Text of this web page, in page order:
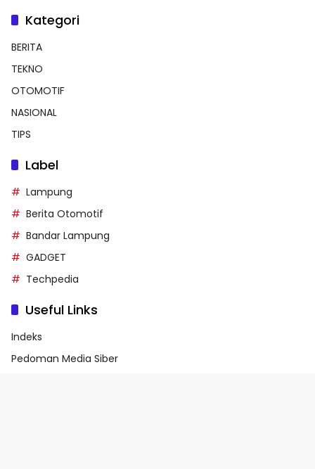
Kategori
BERITA
TEKNO
OTOMOTIF
NASIONAL
TIPS
Label
Lampung
Berita Otomotif
Bandar Lampung
GADGET
Techpedia
Useful Links
Indeks
Pedoman Media Siber